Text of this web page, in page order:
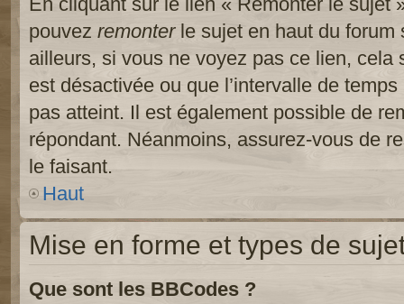
pouvez remonterle sujet en haut du forum
ailleurs, si vous ne voyez pas ce lien, cela
est désactivée ou que l’intervalle de
pas atteint. Il est également possible de
répondant. Néanmoins, assurez-vous de
le faisant.
Haut
Mise en forme et types de
Que sont les BBCodes ?